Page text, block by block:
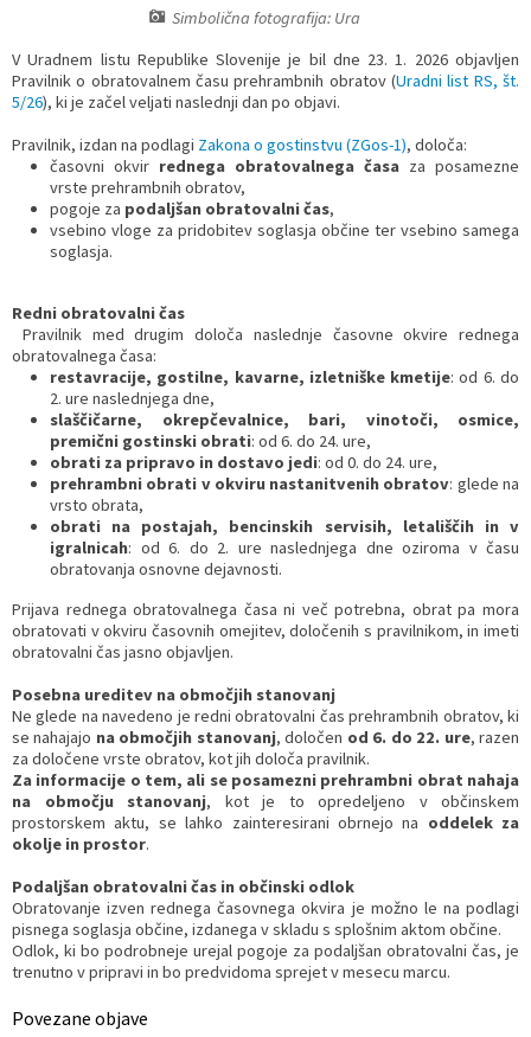
Simbolična fotografija: Ura
V Uradnem listu Republike Slovenije je bil dne 23. 1. 2026 objavljen
Pravilnik o obratovalnem času prehrambnih obratov (Uradni list RS, št.
5/26), ki je začel veljati naslednji dan po objavi.
Pravilnik, izdan na podlagi Zakona o gostinstvu (ZGos-1), določa:
časovni okvir rednega obratovalnega časa za posamezne
vrste prehrambnih obratov,
pogoje za podaljšan obratovalni čas,
vsebino vloge za pridobitev soglasja občine ter vsebino samega
soglasja.
Redni obratovalni čas
Pravilnik med drugim določa naslednje časovne okvire rednega
obratovalnega časa:
restavracije, gostilne, kavarne, izletniške kmetije: od 6. do
2. ure naslednjega dne,
slaščičarne, okrepčevalnice, bari, vinotoči, osmice,
premični gostinski obrati: od 6. do 24. ure,
obrati za pripravo in dostavo jedi: od 0. do 24. ure,
prehrambni obrati v okviru nastanitvenih obratov: glede na
vrsto obrata,
obrati na postajah, bencinskih servisih, letališčih in v
igralnicah: od 6. do 2. ure naslednjega dne oziroma v času
obratovanja osnovne dejavnosti.
Prijava rednega obratovalnega časa ni več potrebna, obrat pa mora
obratovati v okviru časovnih omejitev, določenih s pravilnikom, in imeti
obratovalni čas jasno objavljen.
Posebna ureditev na območjih stanovanj
Ne glede na navedeno je redni obratovalni čas prehrambnih obratov, ki
se nahajajo na območjih stanovanj, določen od 6. do 22. ure, razen
za določene vrste obratov, kot jih določa pravilnik.
Za informacije o tem, ali se posamezni prehrambni obrat nahaja
na območju stanovanj, kot je to opredeljeno v občinskem
prostorskem aktu, se lahko zainteresirani obrnejo na oddelek za
okolje in prostor.
Podaljšan obratovalni čas in občinski odlok
Obratovanje izven rednega časovnega okvira je možno le na podlagi
pisnega soglasja občine, izdanega v skladu s splošnim aktom občine.
Odlok, ki bo podrobneje urejal pogoje za podaljšan obratovalni čas, je
trenutno v pripravi in bo predvidoma sprejet v mesecu marcu.
Povezane objave
Proračunski dokumenti
Občinski predpisi
Civilna zaščita in požarna varnost
Merilniki hitrosti
Števec kolesarjev
Hišna in ledinska imena